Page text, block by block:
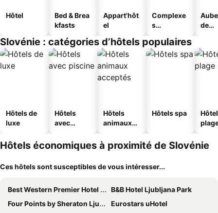
Hôtel
Bed & Brea
kfasts
Appart'hôt
el
Complexe
s
s
de
Slovénie : catégories d’hôtels populaires
Hôtels de
luxe
Hôtels
avec
Hôtels
animaux
Hôtels spa
Hôtels économiques à proximité de Slovénie
Ces hôtels sont susceptibles de vous intéresser...
Best Western Premier Hotel Slon
B&B Hotel Ljubljana Park
Four Points by Sheraton Ljubljana Mons
Eurostars uHotel